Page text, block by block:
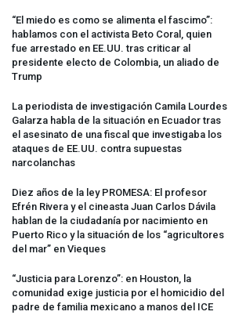
“El miedo es como se alimenta el fascimo”:
hablamos con el activista Beto Coral, quien
fue arrestado en EE.UU. tras criticar al
presidente electo de Colombia, un aliado de
Trump
La periodista de investigación Camila Lourdes
Galarza habla de la situación en Ecuador tras
el asesinato de una fiscal que investigaba los
ataques de EE.UU. contra supuestas
narcolanchas
Diez años de la ley PROMESA: El profesor
Efrén Rivera y el cineasta Juan Carlos Dávila
hablan de la ciudadanía por nacimiento en
Puerto Rico y la situación de los “agricultores
del mar” en Vieques
“Justicia para Lorenzo”: en Houston, la
comunidad exige justicia por el homicidio del
padre de familia mexicano a manos del ICE